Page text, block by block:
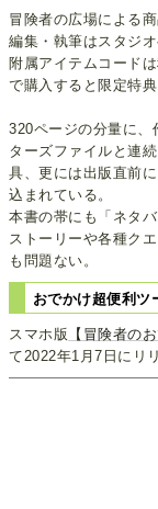
冒険者の広場による
編集・執筆はスタジ
附属アイテムコード
で購入すると限定特
320ページの分量に、
ターズファイルと連
具、更には出版直前
込まれている。
本書の帯にも「ネタ
ストーリーや各種ク
も問題ない。
おでかけ超便利ツ
スマホ版 【冒険者の
て2022年1月7日にリ